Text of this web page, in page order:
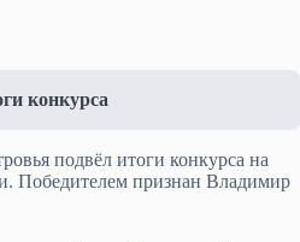
конкурса
подвёл итоги конкурса на
Победителем признан Владимир